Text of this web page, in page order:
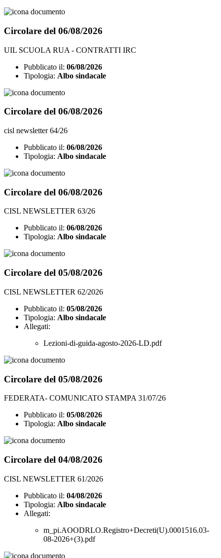
Circolare del 06/08/2026
UIL SCUOLA RUA - CONTRATTI IRC
Pubblicato il: 06/08/2026
Tipologia: Albo sindacale
Circolare del 06/08/2026
cisl newsletter 64/26
Pubblicato il: 06/08/2026
Tipologia: Albo sindacale
Circolare del 06/08/2026
CISL NEWSLETTER 63/26
Pubblicato il: 06/08/2026
Tipologia: Albo sindacale
Circolare del 05/08/2026
CISL NEWSLETTER 62/2026
Pubblicato il: 05/08/2026
Tipologia: Albo sindacale
Allegati:
Lezioni-di-guida-agosto-2026-LD.pdf
Circolare del 05/08/2026
FEDERATA- COMUNICATO STAMPA 31/07/26
Pubblicato il: 05/08/2026
Tipologia: Albo sindacale
Circolare del 04/08/2026
CISL NEWSLETTER 61/2026
Pubblicato il: 04/08/2026
Tipologia: Albo sindacale
Allegati:
m_pi.AOODRLO.Registro+Decreti(U).0001516.03-
08-2026+(3).pdf